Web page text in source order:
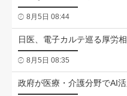
8月5日 08:44
日医、電子カルテ巡る厚労
8月5日 08:35
政府が医療・介護分野でAI